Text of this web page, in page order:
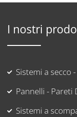
I nostri
Sistemi a secco
Pannelli - Pareti
Sistemi a